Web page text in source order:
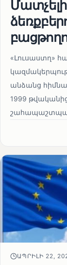
Մատչելի
«Լուսաստղ»
անձանց
1999
ԱՊՐԻԼԻ 22,